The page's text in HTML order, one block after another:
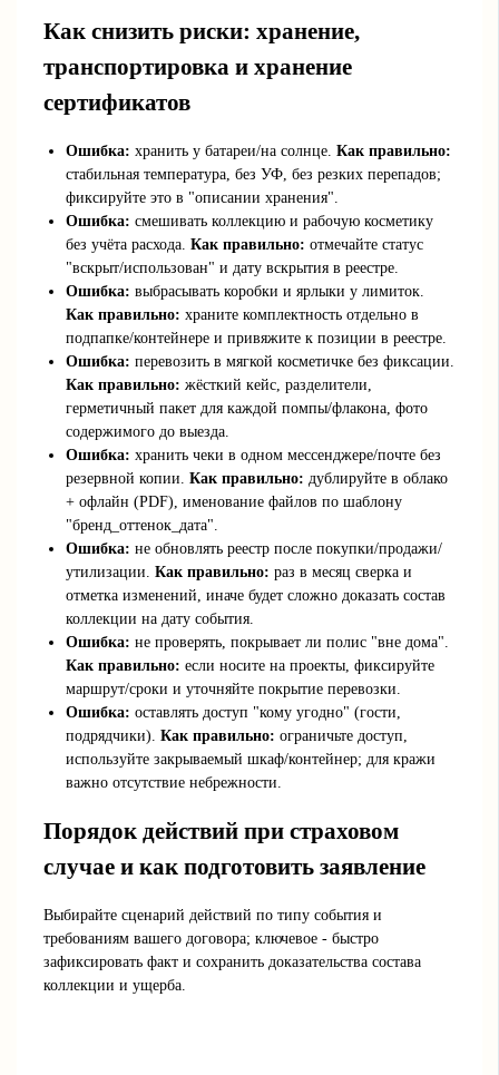
Как снизить риски: хранение,
транспортировка и хранение
сертификатов
Ошибка: хранить у батареи/на солнце.Как правильно:
стабильная температура, без УФ, без резких перепадов;
фиксируйте это в "описании хранения".
Ошибка: смешивать коллекцию и рабочую косметику
без учёта расхода.Как правильно: отмечайте статус
"вскрыт/использован" и дату вскрытия в реестре.
Ошибка: выбрасывать коробки и ярлыки у лимиток.
Как правильно: храните комплектность отдельно в
подпапке/контейнере и привяжите к позиции в реестре.
Ошибка: перевозить в мягкой косметичке без фиксации.
Как правильно: жёсткий кейс, разделители,
герметичный пакет для каждой помпы/флакона, фото
содержимого до выезда.
Ошибка: хранить чеки в одном мессенджере/почте без
резервной копии.Как правильно: дублируйте в облако
+ офлайн (PDF), именование файлов по шаблону
"бренд_оттенок_дата".
Ошибка: не обновлять реестр после покупки/продажи/
утилизации.Как правильно: раз в месяц сверка и
отметка изменений, иначе будет сложно доказать состав
коллекции на дату события.
Ошибка: не проверять, покрывает ли полис "вне дома".
Как правильно: если носите на проекты, фиксируйте
маршрут/сроки и уточняйте покрытие перевозки.
Ошибка: оставлять доступ "кому угодно" (гости,
подрядчики).Как правильно: ограничьте доступ,
используйте закрываемый шкаф/контейнер; для кражи
важно отсутствие небрежности.
Порядок действий при страховом
случае и как подготовить заявление
Выбирайте сценарий действий по типу события и
требованиям вашего договора; ключевое - быстро
зафиксировать факт и сохранить доказательства состава
коллекции и ущерба.